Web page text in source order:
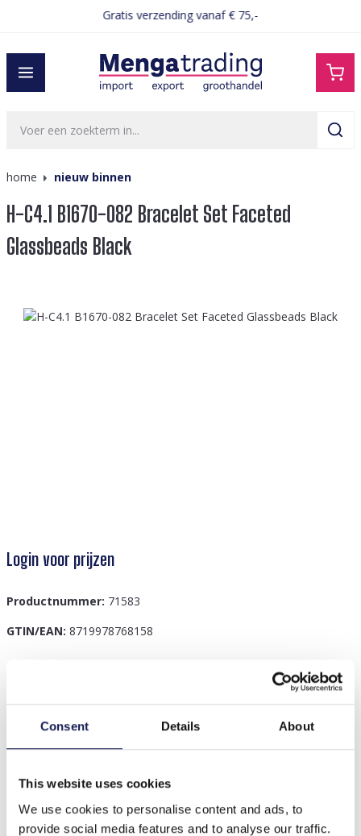
Consent Details About
This website uses cookies
We use cookies to personalise content and ads, to
provide social media features and to analyse our traffic.
Gratis verzending vanaf € 75,-
home nieuw binnen
H-C4.1 B1670-082 Bracelet Set Faceted
Glassbeads Black
Afbeeldingengalerij overslaan
Login voor prijzen
Productnummer: 71583
GTIN/EAN: 8719978768158
H-C4.1 B1670-082 Armbandenset Facet Glaskralen
Anderen kochten ook